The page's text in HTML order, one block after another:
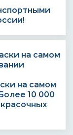
на самом
10 000